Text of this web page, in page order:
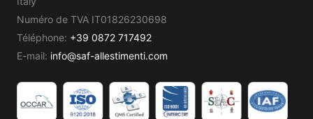
Numéro de TVA IT01826230698
Téléphone: +39 0872 717492
E-mail: info@saf-allestimenti.com